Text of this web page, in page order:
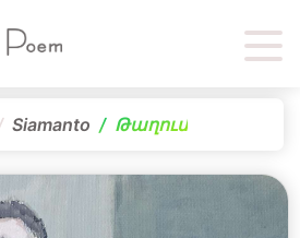
Siamanto Թաղում